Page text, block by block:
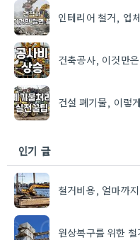
인테리어 철거, 업
건축공사, 이것만
건설 폐기물, 이렇
인기 글
철거비용, 얼마까
원상복구를 위한